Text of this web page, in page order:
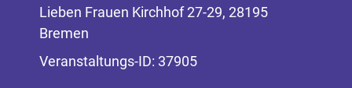
Lieben Frauen Kirchhof 27-29, 28195
Bremen
Veranstaltungs-ID: 37905